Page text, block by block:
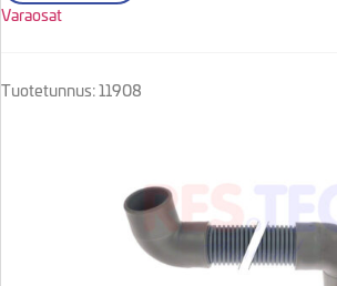
Varaosat
Tuotetunnus: 11908